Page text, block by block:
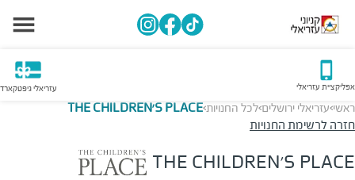
אפליקציית עזריאלי עזריאלי גיפטקארד
ראשי>עזריאלי ירושלים>לכל החנויות>
THE CHILDREN'S PLACE
חזרה לרשימת החנויות
THE CHILDREN'S PLACE